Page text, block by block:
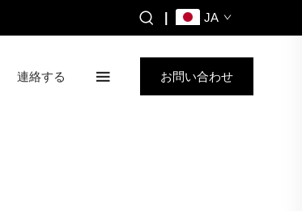
JA
連絡する お問い合わせ